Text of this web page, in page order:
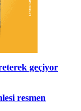
geçiyor
resmen